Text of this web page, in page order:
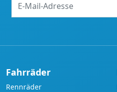
Mail-
Fahrräder
Rennräder